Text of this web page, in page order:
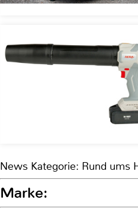
News Kategorie: Rund ums
Marke: